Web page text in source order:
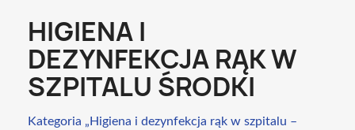
HIGIENA I
DEZYNFEKCJA RĄK W
SZPITALU ŚRODKI
Kategoria „Higiena i dezynfekcja rąk w szpitalu –